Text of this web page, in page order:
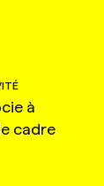
à
cadre